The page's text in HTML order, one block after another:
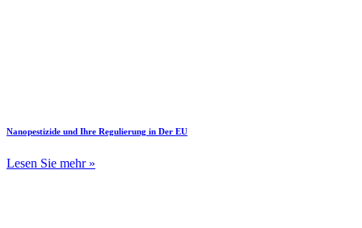
Nanopestizide und Ihre Regulierung in Der EU
Lesen Sie mehr »